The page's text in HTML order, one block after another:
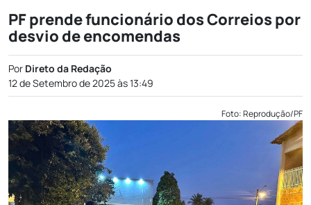
PF prende funcionário dos Correios por
desvio de encomendas
Por Direto da Redação
12 de Setembro de 2025 às 13:49
Foto: Reprodução/PF